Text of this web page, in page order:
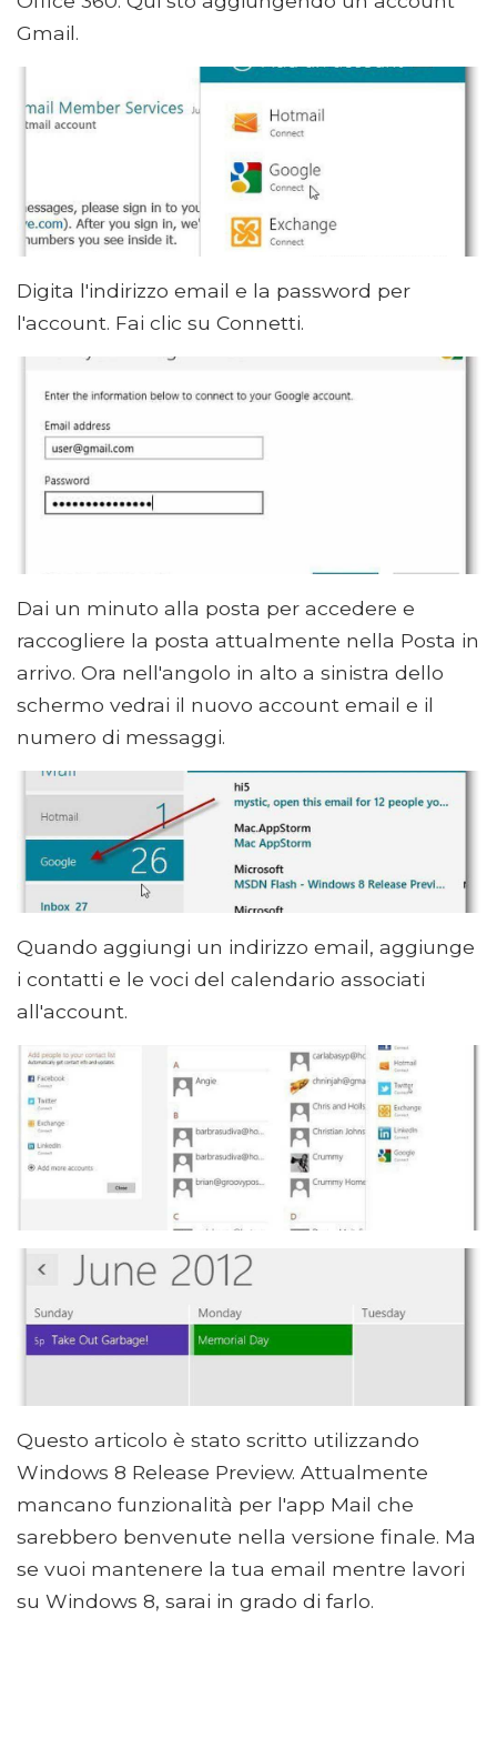
Gmail.
Digita l'indirizzo email e la password per
l'account. Fai clic su Connetti.
Dai un minuto alla posta per accedere e
raccogliere la posta attualmente nella Posta in
arrivo. Ora nell'angolo in alto a sinistra dello
schermo vedrai il nuovo account email e il
numero di messaggi.
Quando aggiungi un indirizzo email, aggiunge
i contatti e le voci del calendario associati
all'account.
Questo articolo è stato scritto utilizzando
Windows 8 Release Preview. Attualmente
mancano funzionalità per l'app Mail che
sarebbero benvenute nella versione finale. Ma
se vuoi mantenere la tua email mentre lavori
su Windows 8, sarai in grado di farlo.